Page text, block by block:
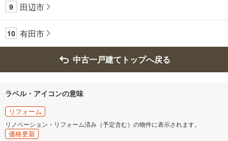
9 田辺市
10 有田市
中古一戸建てトップへ戻る
ラベル・アイコンの意味
リフォーム
リノベーション・リフォーム済み（予定含む）の物件に表示されます。
価格更新